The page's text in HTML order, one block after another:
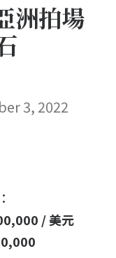
洲拍場
3, 2022
/ 美元